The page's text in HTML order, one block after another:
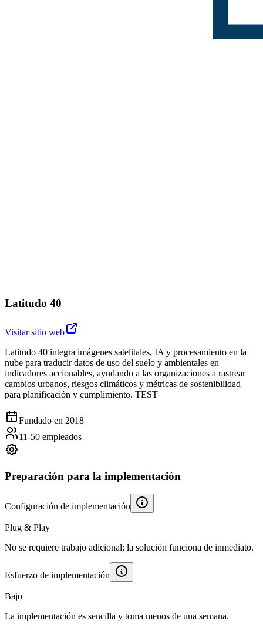
Latitudo 40
Visitar sitio web
Latitudo 40 integra imágenes satelitales, IA y procesamiento en la
nube para traducir datos de uso del suelo y ambientales en
indicadores accionables, ayudando a las organizaciones a rastrear
cambios urbanos, riesgos climáticos y métricas de sostenibilidad
para planificación y cumplimiento. TEST
Fundado en 2018
11-50 empleados
Preparación para la implementación
Configuración de implementación
Plug & Play
No se requiere trabajo adicional; la solución funciona de inmediato.
Esfuerzo de implementación
Bajo
La implementación es sencilla y toma menos de una semana.